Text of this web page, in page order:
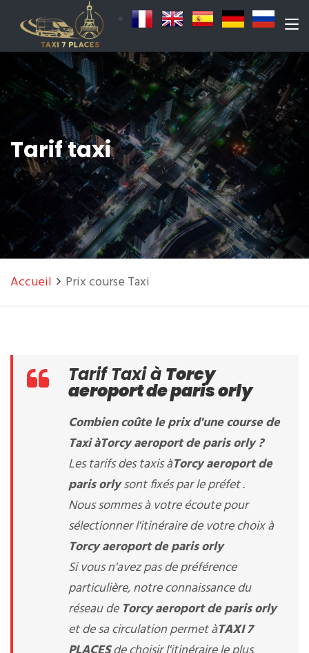
Tarif taxi
Accueil Prix course Taxi
Tarif Taxi à Torcy
aeroport de paris orly
Combien coûte le prix d'une course de
Taxi àTorcy aeroport de paris orly?
Les tarifs des taxis àTorcy aeroport de
paris orlysont fixés par le préfet .
Nous sommes à votre écoute pour
sélectionner l'itinéraire de votre choix à
Torcy aeroport de paris orly
Si vous n'avez pas de préférence
particulière, notre connaissance du
réseau de Torcy aeroport de paris orly
et de sa circulation permet àTAXI 7